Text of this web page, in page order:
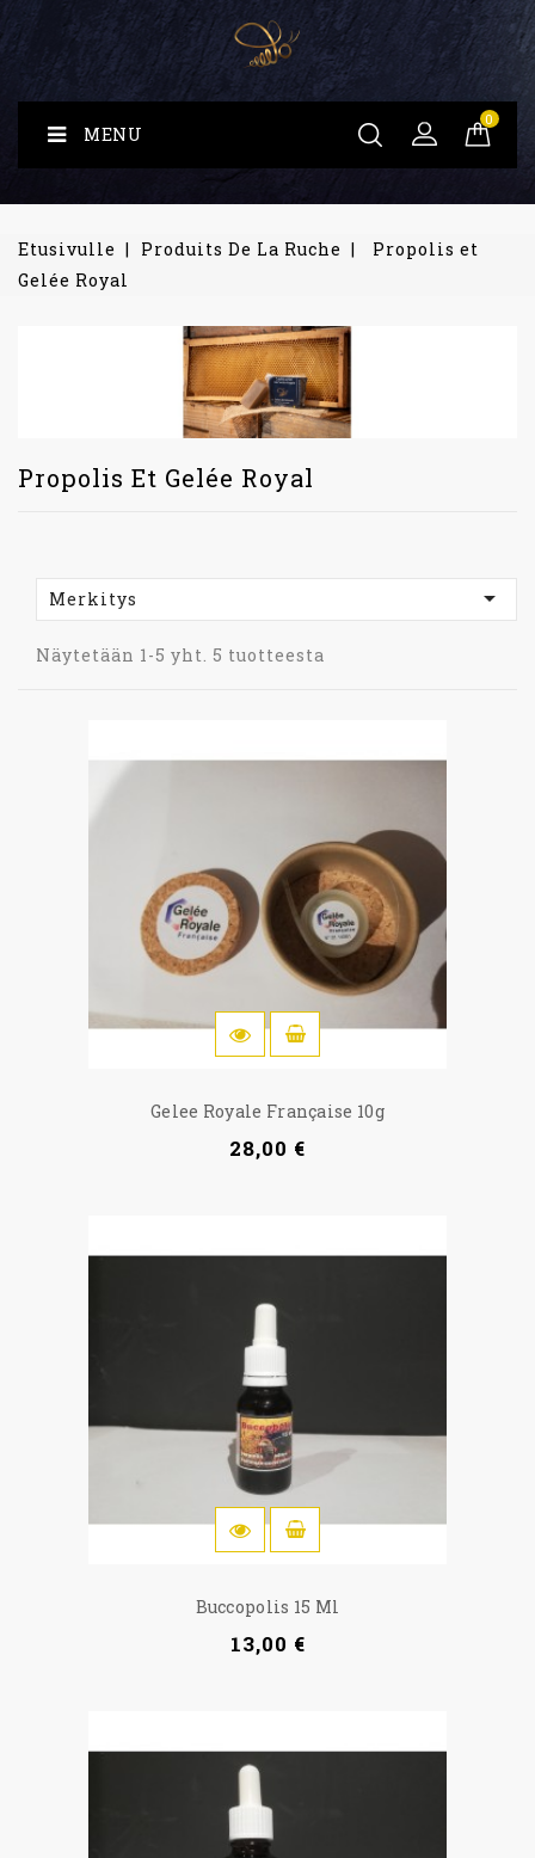
0
MENU
Etusivulle Produits De La Ruche
Propolis et
Gelée Royal
Propolis Et Gelée Royal
Merkitys 
Näytetään 1-5 yht. 5 tuotteesta
Gelee Royale Française 10g
28,00 €
Buccopolis 15 Ml
13,00 €